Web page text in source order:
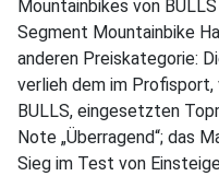
Mountainbikes von
Segment Mountainbike
anderen Preiskategorie:
verlieh dem im Profisport,
BULLS, eingesetzten
Note „Überragend“; das
Sieg im Test von